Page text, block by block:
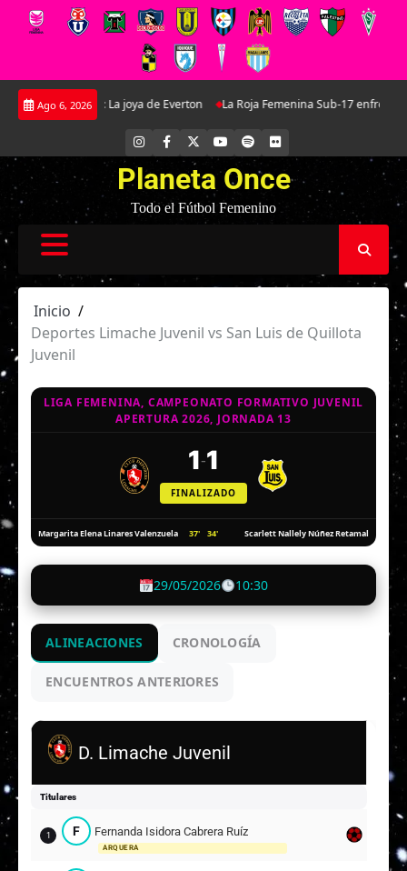
Saltar
Ago 6, 2026
Martínez: La joya de Everton La Roja Femenina Sub-17 enfrentará a
INSTAGRAM
FACEBOOK YOUTUBE
SPOTIFYFLICKR
Planeta Once
Todo el Fútbol Femenino
Inicio
Deportes Limache Juvenil vs San Luis de Quillota
Juvenil
LIGA FEMENINA, CAMPEONATO FORMATIVO JUVENIL
APERTURA 2026, JORNADA 13
1-1
FINALIZADO
Margarita Elena Linares Valenzuela 37' 34' Scarlett Nallely Núñez Retamal
29/05/2026 10:30
ALINEACIONES CRONOLOGÍA
ENCUENTROS ANTERIORES
D. Limache Juvenil
Titulares
1 F Fernanda Isidora Cabrera Ruíz
ARQUERA